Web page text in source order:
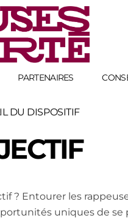
PARTENAIRES
DU DISPOSITIF
? Entourer les